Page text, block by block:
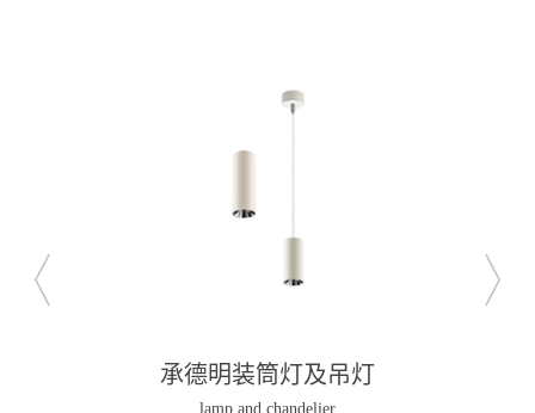
承德明装筒灯及吊灯
lamp and chandelier